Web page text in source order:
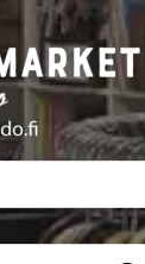
ja
Stupido